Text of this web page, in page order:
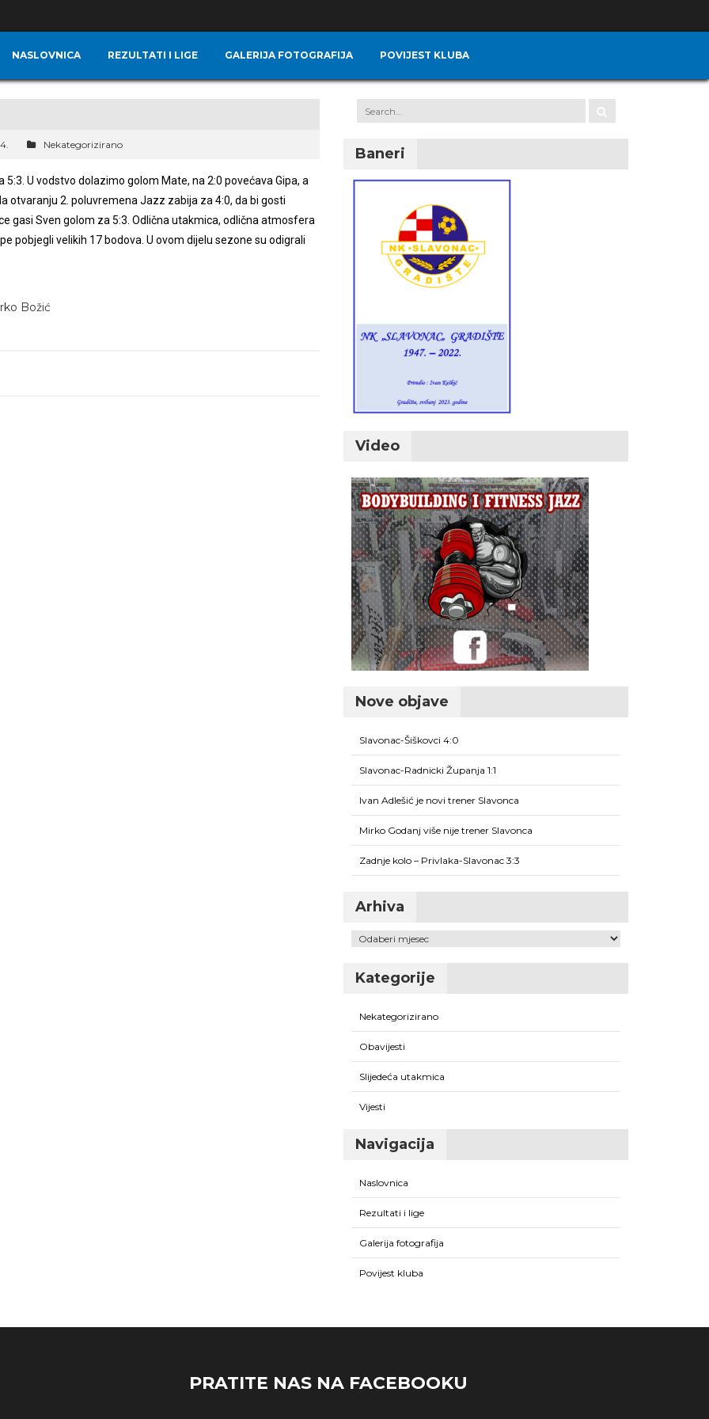
NASLOVNICA REZULTATI I LIGE GALERIJA FOTOGRAFIJA POVIJEST KLUBA
Nekategorizirano
U vodstvo dolazimo golom Mate, na 2:0 povećava Gipa, a
otvaranju 2. poluvremena Jazz zabija za 4:0, da bi gosti
gasi Sven golom za 5:3. Odlična utakmica, odlična atmosfera
pobjegli velikih 17 bodova. U ovom dijelu sezone su odigrali
Božić
Baneri
Video
Nove objave
Slavonac-Šiškovci 4:0
Slavonac-Radnicki Županja 1:1
Ivan Adlešić je novi trener Slavonca
Mirko Godanj više nije trener Slavonca
Zadnje kolo – Privlaka-Slavonac 3:3
Arhiva
Arhiva
Kategorije
Nekategorizirano
Obavijesti
Slijedeća utakmica
Vijesti
Navigacija
Naslovnica
Rezultati i lige
Galerija fotografija
Povijest kluba
PRATITE NAS NA FACEBOOKU